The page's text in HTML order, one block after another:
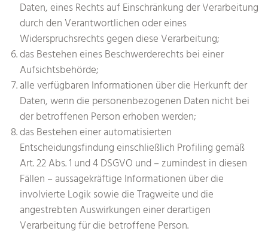
Daten, eines Rechts auf Einschränkung der Verarbeitung
durch den Verantwortlichen oder eines
Widerspruchsrechts gegen diese Verarbeitung;
das Bestehen eines Beschwerderechts bei einer
Aufsichtsbehörde;
alle verfügbaren Informationen über die Herkunft der
Daten, wenn die personenbezogenen Daten nicht bei
der betroffenen Person erhoben werden;
das Bestehen einer automatisierten
Entscheidungsfindung einschließlich Profiling gemäß
Art. 22 Abs. 1 und 4 DSGVO und – zumindest in diesen
Fällen – aussagekräftige Informationen über die
involvierte Logik sowie die Tragweite und die
angestrebten Auswirkungen einer derartigen
Verarbeitung für die betroffene Person.